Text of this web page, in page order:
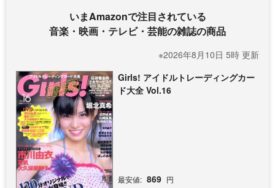
いまAmazonで注目されている
音楽・映画・テレビ・芸能の雑誌の商品
※2026年8月10日 5時 更新
Girls! アイドルトレーディングカー
ド大全 Vol.16
最安値: 869 円